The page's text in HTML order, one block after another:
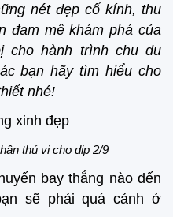
nét đẹp cổ kính, thu
đam mê khám phá của
cho hành trình chu du
bạn hãy tìm hiểu cho
nhé!
thú vị cho dịp 2/9
bay thẳng nào đến
sẽ phải quá cảnh ở